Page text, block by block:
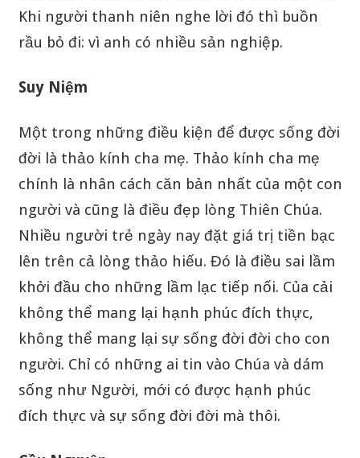
Khi người thanh niên nghe lời đó thì buồn
rầu bỏ đi: vì anh có nhiều sản nghiệp.
Suy Niệm
Một trong những điều kiện để được sống đời
đời là thảo kính cha mẹ. Thảo kính cha mẹ
chính là nhân cách căn bản nhất của một con
người và cũng là điều đẹp lòng Thiên Chúa.
Nhiều người trẻ ngày nay đặt giá trị tiền bạc
lên trên cả lòng thảo hiếu. Đó là điều sai lầm
khởi đầu cho những lầm lạc tiếp nối. Của cải
không thể mang lại hạnh phúc đích thực,
không thể mang lại sự sống đời đời cho con
người. Chỉ có những ai tin vào Chúa và dám
sống như Người, mới có được hạnh phúc
đích thực và sự sống đời đời mà thôi.